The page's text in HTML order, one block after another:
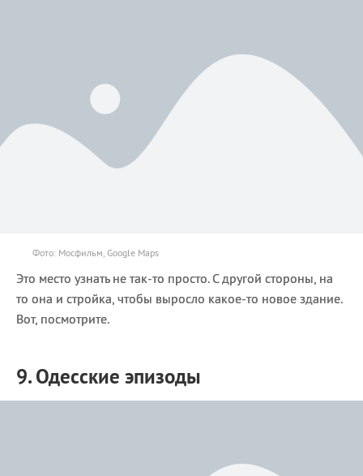
Фото: Мосфильм, Google Maps
Это место узнать не так-то просто. С другой стороны, на
то она и стройка, чтобы выросло какое-то новое здание.
Вот, посмотрите.
9. Одесские эпизоды